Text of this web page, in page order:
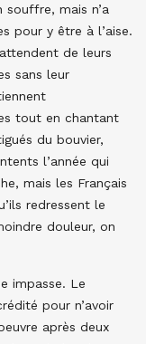
mais n’a
pour y être à l’aise.
de leurs
sans leur
tout en chantant
du bouvier,
l’année qui
mais les Français
redressent le
douleur, on
impasse. Le
pour n’avoir
après deux